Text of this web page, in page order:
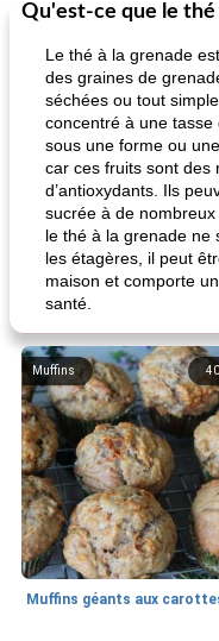
Qu'est-ce que le thé
Le thé à la grenade
des graines de
séchées ou tout
concentré à une
sous une forme ou
car ces fruits sont des
d’antioxydants. Ils
sucrée à de
le thé à la grenade ne
les étagères, il peut
maison et comporte
santé.
40
Muffins